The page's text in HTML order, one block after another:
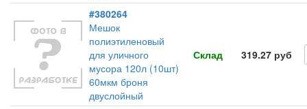
#380264
Мешок
полиэтиленовый
для уличного
мусора 120л (10шт)
60мкм броня
двуслойный
Склад 319.27 руб